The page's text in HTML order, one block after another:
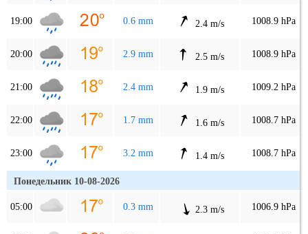
19:00 0.6 mm 2.4 m/s 1008.9 hPa
20:00 2.9 mm 2.5 m/s 1008.9 hPa
21:00 2.4 mm 1.9 m/s 1009.2 hPa
22:00 1.7 mm 1.6 m/s 1008.7 hPa
23:00 3.2 mm 1.4 m/s 1008.7 hPa
Понедельник 10-08-2026
05:00 0.3 mm 2.3 m/s 1006.9 hPa